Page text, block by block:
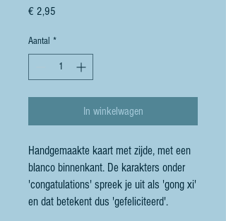
€ 2,95
Aantal *
In winkelwagen
Handgemaakte kaart met zijde, met een
blanco binnenkant. De karakters onder
'congatulations' spreek je uit als 'gong xi'
en dat betekent dus 'gefeliciteerd'.